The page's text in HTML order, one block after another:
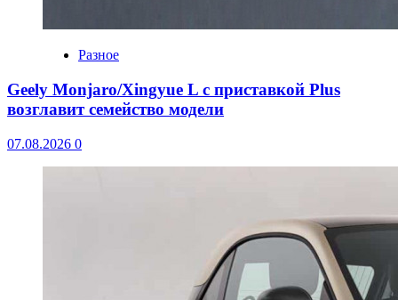
Разное
Geely Monjaro/Xingyue L с приставкой Plus
возглавит семейство модели
07.08.2026 0